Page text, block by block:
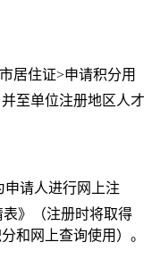
居住证>申请积分用
至单位注册地区人才
请人进行网上注
》（注册时将取得
和网上查询使用）。